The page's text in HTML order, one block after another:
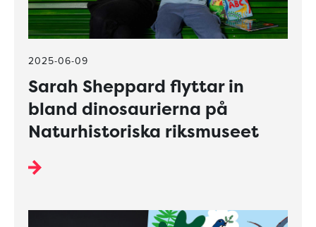
2025-06-09
Sarah Sheppard flyttar in
bland dinosaurierna på
Naturhistoriska riksmuseet